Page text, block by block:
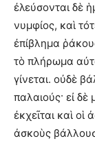
ἐλεύσονται δὲ
νυμφίος, καὶ
ἐπίβλημα
τὸ πλήρωμα
γίνεται. οὐδὲ
παλαιούς· εἰ δὲ
ἐκχεῖται καὶ οἱ
ἀσκοὺς